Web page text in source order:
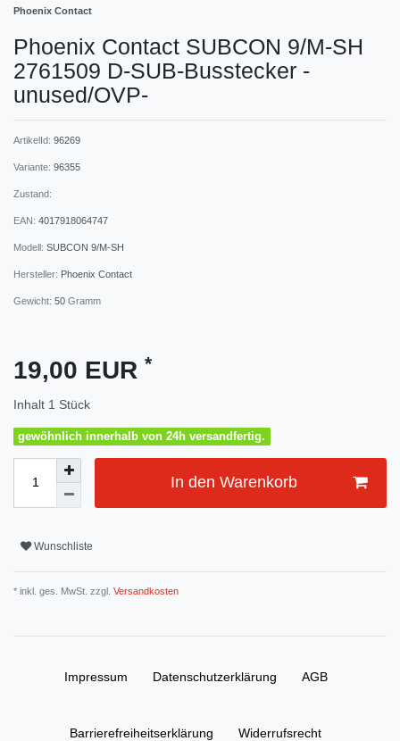
Phoenix Contact
Phoenix Contact SUBCON 9/M-SH
2761509 D-SUB-Busstecker -
unused/OVP-
ArtikelId: 96269
Variante: 96355
Zustand:
EAN: 4017918064747
Modell: SUBCON 9/M-SH
Hersteller: Phoenix Contact
Gewicht: 50 Gramm
19,00 EUR *
Inhalt 1 Stück
gewöhnlich innerhalb von 24h versandfertig.
In den Warenkorb
Wunschliste
* inkl. ges. MwSt. zzgl. Versandkosten
Impressum Daten­schutz­erklärung AGB
Barrierefreiheitserklärung Widerrufs­recht